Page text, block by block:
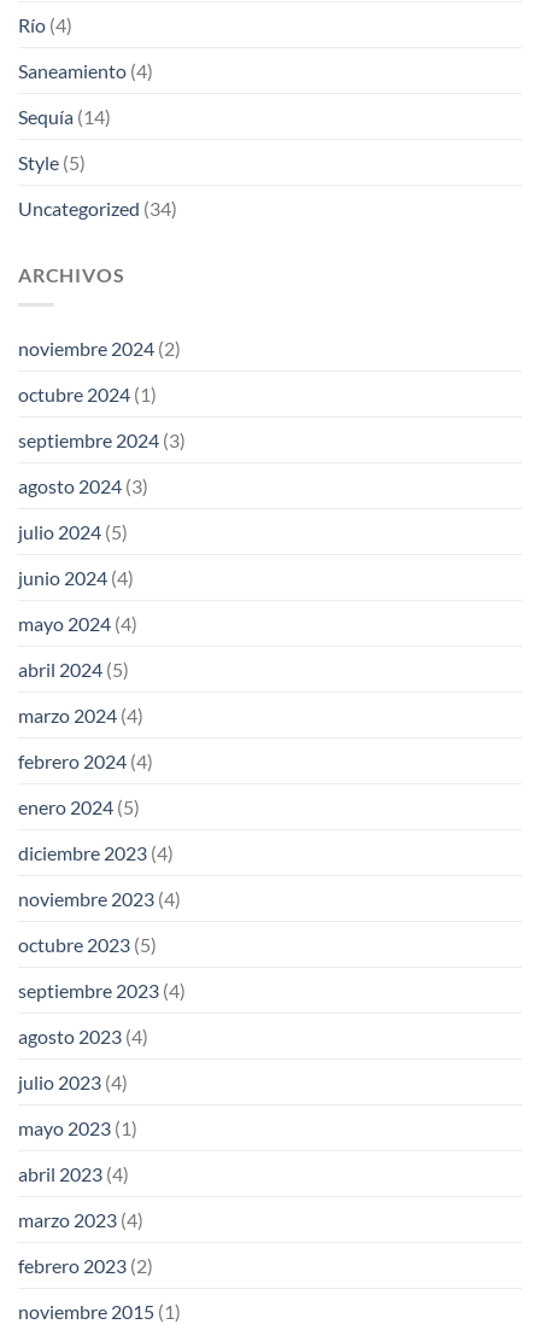
Río (4)
Saneamiento (4)
Sequía (14)
Style (5)
Uncategorized (34)
ARCHIVOS
noviembre 2024 (2)
octubre 2024 (1)
septiembre 2024 (3)
agosto 2024 (3)
julio 2024 (5)
junio 2024 (4)
mayo 2024 (4)
abril 2024 (5)
marzo 2024 (4)
febrero 2024 (4)
enero 2024 (5)
diciembre 2023 (4)
noviembre 2023 (4)
octubre 2023 (5)
septiembre 2023 (4)
agosto 2023 (4)
julio 2023 (4)
mayo 2023 (1)
abril 2023 (4)
marzo 2023 (4)
febrero 2023 (2)
noviembre 2015 (1)